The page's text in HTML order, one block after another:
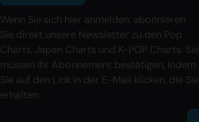
Wenn Sie sich hier anmelden, abonnieren
Sie direkt unsere Newsletter zu den Pop
Charts, Japan Charts und K-POP Charts. Sie
müssen Ihr Abonnement bestätigen, indem
Sie auf den Link in der E-Mail klicken, die Sie
erhalten.